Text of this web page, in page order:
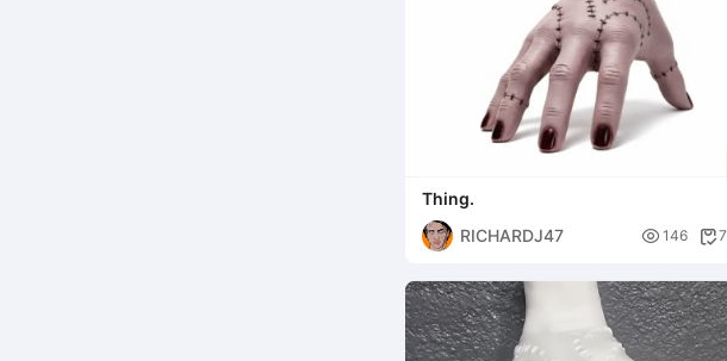
Thing.
RICHARDJ47
 146 7